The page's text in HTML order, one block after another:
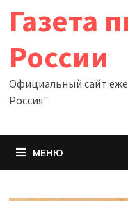
Газета
России
Официальный сайт
Россия"
МЕНЮ